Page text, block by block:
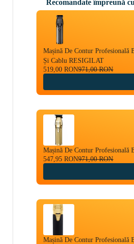
Recomandate împreună
Use the Previous and Next
Mașină De Contur Profesională
Și Cablu RESIGILAT
519,00 RON971,00 RON
Mașină De Contur Profesională
547,95 RON971,00 RON
Mașină De Contur Profesională